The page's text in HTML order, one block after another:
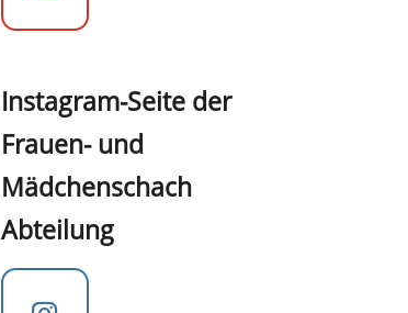
Instagram-Seite der
Frauen- und
Mädchenschach
Abteilung